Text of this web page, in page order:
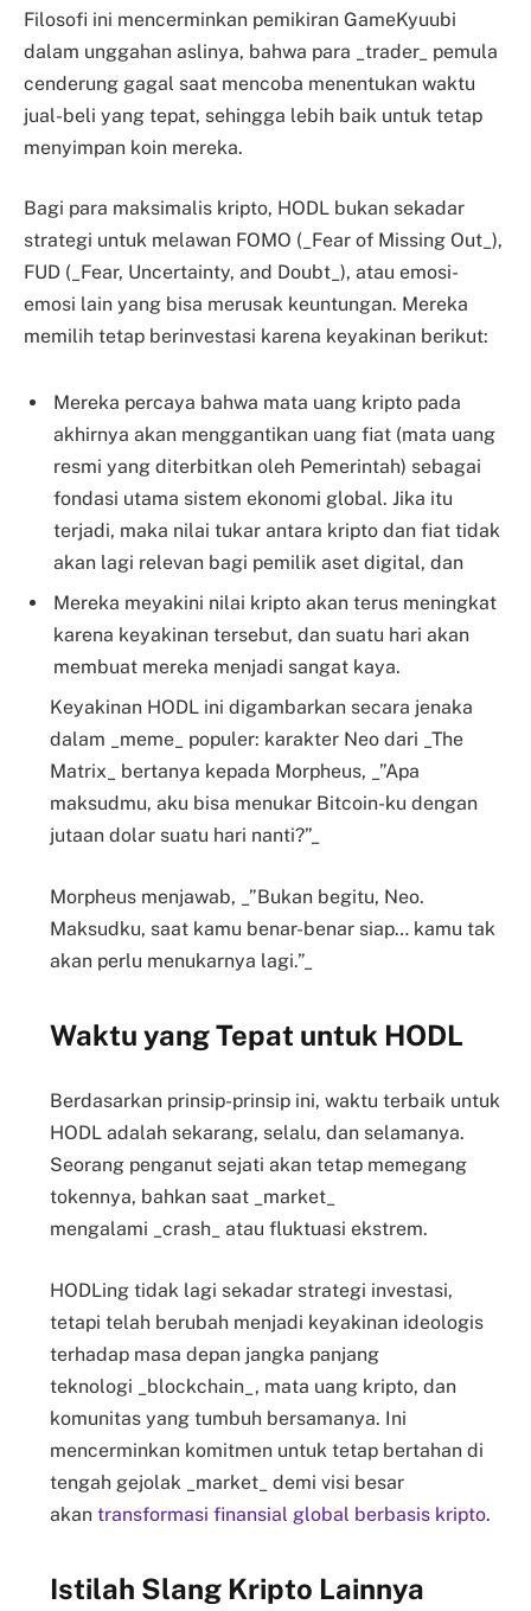
Filosofi ini mencerminkan pemikiran GameKyuubi
dalam unggahan aslinya, bahwa para _trader_ pemula
cenderung gagal saat mencoba menentukan waktu
jual-beli yang tepat, sehingga lebih baik untuk tetap
menyimpan koin mereka.
Bagi para maksimalis kripto, HODL bukan sekadar
strategi untuk melawan FOMO (_Fear of Missing Out_),
FUD (_Fear, Uncertainty, and Doubt_), atau emosi-
emosi lain yang bisa merusak keuntungan. Mereka
memilih tetap berinvestasi karena keyakinan berikut:
Mereka percaya bahwa mata uang kripto pada
akhirnya akan menggantikan uang fiat (mata uang
resmi yang diterbitkan oleh Pemerintah) sebagai
fondasi utama sistem ekonomi global. Jika itu
terjadi, maka nilai tukar antara kripto dan fiat tidak
akan lagi relevan bagi pemilik aset digital, dan
Mereka meyakini nilai kripto akan terus meningkat
karena keyakinan tersebut, dan suatu hari akan
membuat mereka menjadi sangat kaya.
Keyakinan HODL ini digambarkan secara jenaka
dalam _meme_ populer: karakter Neo dari _The
Matrix_ bertanya kepada Morpheus, _”Apa
maksudmu, aku bisa menukar Bitcoin-ku dengan
jutaan dolar suatu hari nanti?”_
Morpheus menjawab, _”Bukan begitu, Neo.
Maksudku, saat kamu benar-benar siap… kamu tak
akan perlu menukarnya lagi.”_
Waktu yang Tepat untuk HODL
Berdasarkan prinsip-prinsip ini, waktu terbaik untuk
HODL adalah sekarang, selalu, dan selamanya.
Seorang penganut sejati akan tetap memegang
tokennya, bahkan saat _market_
mengalami _crash_ atau fluktuasi ekstrem.
HODLing tidak lagi sekadar strategi investasi,
tetapi telah berubah menjadi keyakinan ideologis
terhadap masa depan jangka panjang
teknologi _blockchain_, mata uang kripto, dan
komunitas yang tumbuh bersamanya. Ini
mencerminkan komitmen untuk tetap bertahan di
tengah gejolak _market_ demi visi besar
akan transformasi finansial global berbasis kripto.
Istilah Slang Kripto Lainnya